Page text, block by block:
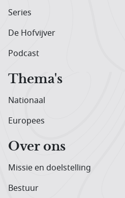
Series
De Hofvijver
Podcast
Thema's
Nationaal
Europees
Over ons
Missie en doelstelling
Bestuur